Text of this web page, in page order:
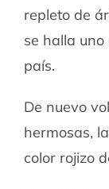
repleto de
se halla
país.
De nuevo
hermosas,
color rojizo